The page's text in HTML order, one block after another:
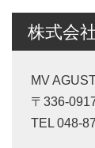
株式会
MV
〒336-
TEL 048-